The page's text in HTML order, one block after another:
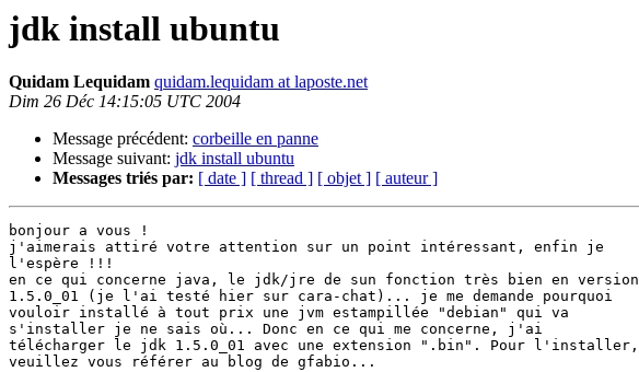
jdk install ubuntu
Quidam Lequidam quidam.lequidam at laposte.net
Dim 26 Déc 14:15:05 UTC 2004
Message précédent: corbeille en panne
Message suivant: jdk install ubuntu
Messages triés par: [ date ] [ thread ] [ objet ] [ auteur ]
bonjour a vous !
j'aimerais attiré votre attention sur un point intéressant, enfin je
l'espère !!!
en ce qui concerne java, le jdk/jre de sun fonction très bien en version
1.5.0_01 (je l'ai testé hier sur cara-chat)... je me demande pourquoi
vouloir installé à tout prix une jvm estampillée "debian" qui va
s'installer je ne sais où... Donc en ce qui me concerne, j'ai
télécharger le jdk 1.5.0_01 avec une extension ".bin". Pour l'installer,
veuillez vous référer au blog de gfabio...